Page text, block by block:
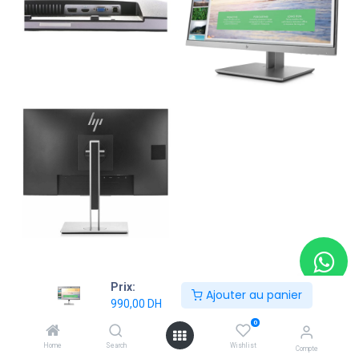
Prix:
990,00 DH
Ajouter au panier
Home Search
0
Wishlist Compte
Shop
Ecrans Moniteurs
ECRAN HP EliteDisplay E233 DisplyPort HDMI 23 pouce Ful HD